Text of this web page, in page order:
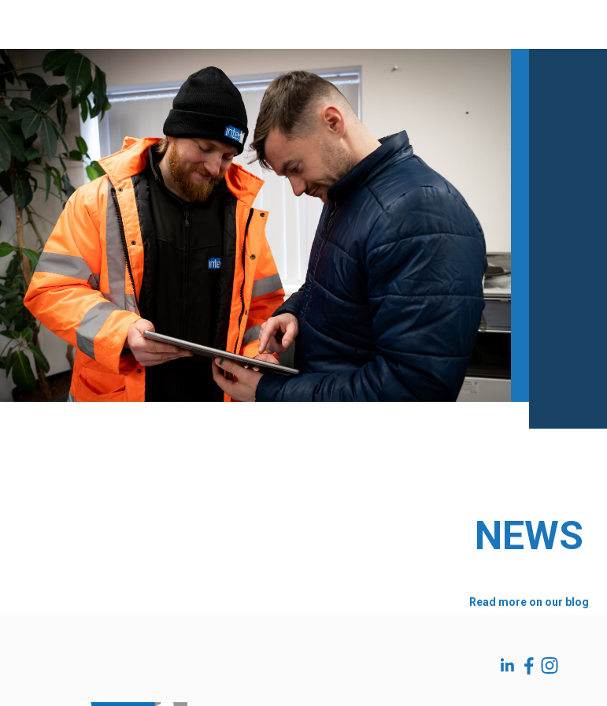
NEWS
Read more on our blog